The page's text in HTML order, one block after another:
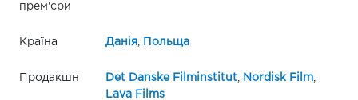
прем'єри
Країна Данія, Польща
Продакшн Det Danske Filminstitut, Nordisk Film,
Lava Films